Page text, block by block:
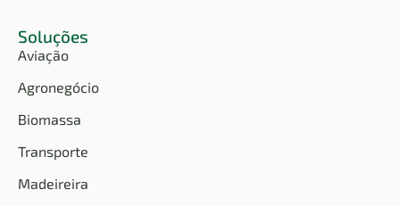
Soluções
Aviação
Agronegócio
Biomassa
Transporte
Madeireira